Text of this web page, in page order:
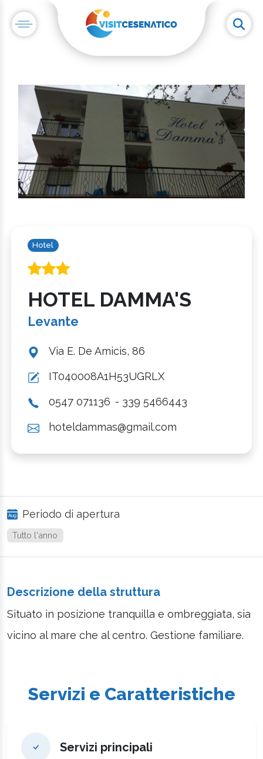
Hotel
HOTEL DAMMA'S
Levante
Via E. De Amicis, 86
IT040008A1H53UGRLX
0547 071136 - 339 5466443
hoteldammas@gmail.com
Periodo di apertura
Tutto l'anno
Descrizione della struttura
Situato in posizione tranquilla e ombreggiata, sia
vicino al mare che al centro. Gestione familiare.
Servizi e Caratteristiche
Servizi principali